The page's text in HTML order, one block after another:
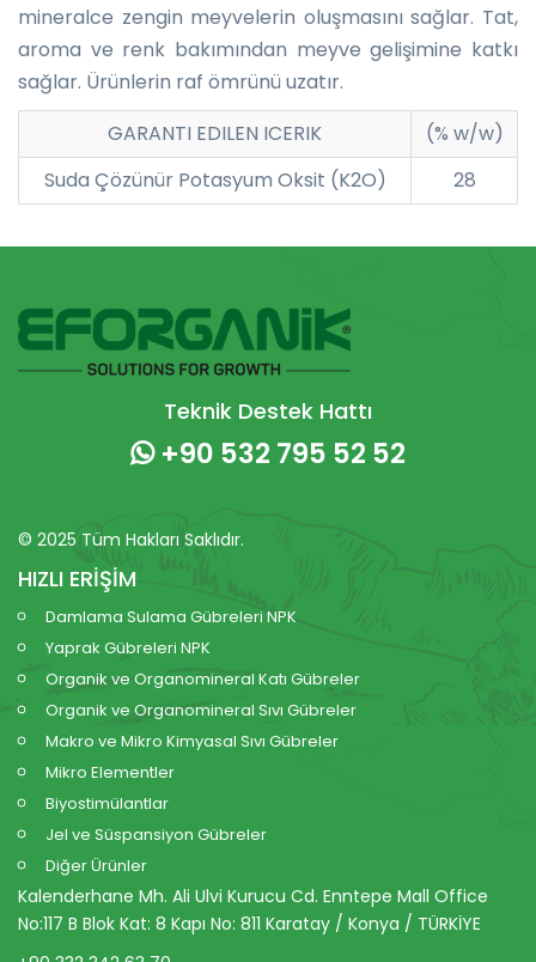
mineralce zengin meyvelerin oluşmasını sağlar. Tat,
aroma ve renk bakımından meyve gelişimine katkı
sağlar. Ürünlerin raf ömrünü uzatır.
GARANTI EDILEN ICERIK
(% w/w)
Suda Çözünür Potasyum Oksit (K2O)
28
Teknik Destek Hattı
+90 532 795 52 52
© 2025 Tüm Hakları Saklıdır.
HIZLI ERİŞİM
Damlama Sulama Gübreleri NPK
Yaprak Gübreleri NPK
Organik ve Organomineral Katı Gübreler
Organik ve Organomineral Sıvı Gübreler
Makro ve Mikro Kimyasal Sıvı Gübreler
Mikro Elementler
Biyostimülantlar
Jel ve Süspansiyon Gübreler
Diğer Ürünler
Kalenderhane Mh. Ali Ulvi Kurucu Cd. Enntepe Mall Office
No:117 B Blok Kat: 8 Kapı No: 811 Karatay / Konya / TÜRKİYE